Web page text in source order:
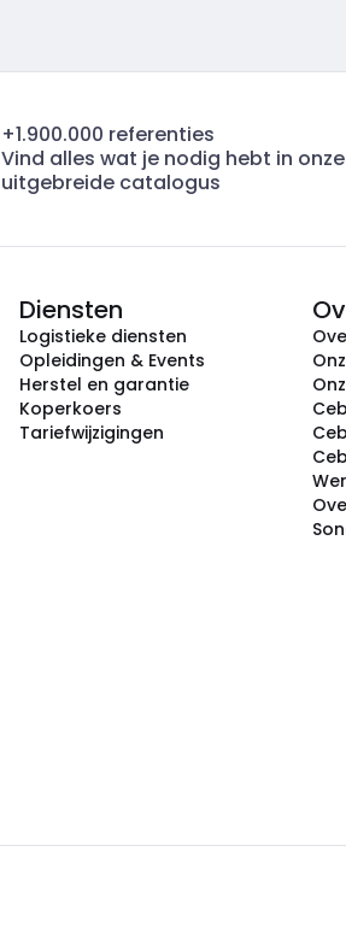
+1.900.000 referenties
Vind alles wat je nodig hebt in onze
uitgebreide catalogus
Diensten
Logistieke diensten
Opleidingen & Events
Herstel en garantie
Koperkoers
Tariefwijzigingen